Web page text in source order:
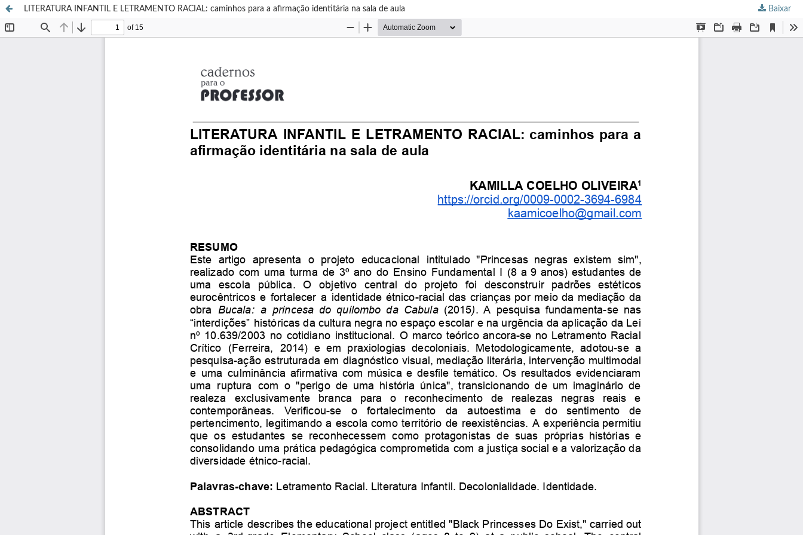
LITERATURA INFANTIL E LETRAMENTO RACIAL: caminhos para a afirmação identitária na sala de aula Baixar